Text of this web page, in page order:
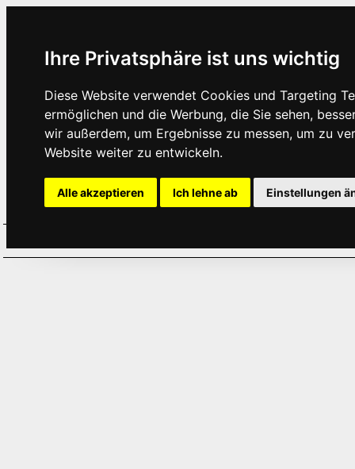
Ihre Privatsphäre ist uns wichtig
Diese Website verwendet Cookies und Targeting
ermöglichen und die Werbung, die Sie sehen,
wir außerdem, um Ergebnisse zu messen, um zu
Website weiter zu entwickeln.
Alle akzeptieren Ich lehne ab Einstellungen